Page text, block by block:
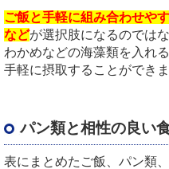
ご飯と手軽に組み合わせや
などが選択肢になるのでは
わかめなどの海藻類を入れ
手軽に摂取することができま
パン類と相性の良い
表にまとめたご飯、パン類